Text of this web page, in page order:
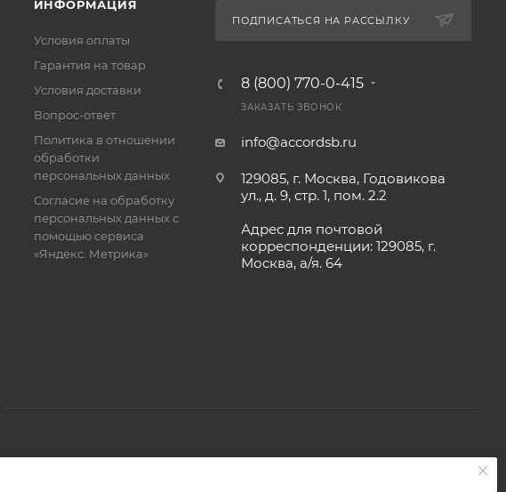
ИНФОРМАЦИЯ
Условия оплаты
Гарантия на товар
Условия доставки
Вопрос-ответ
Политика в отношении
обработки
персональных данных
Согласие на обработку
персональных данных с
помощью сервиса
«Яндекс. Метрика»
ПОДПИСАТЬСЯ НА РАССЫЛКУ
8 (800) 770-0-415
ЗАКАЗАТЬ ЗВОНОК
info@accordsb.ru
129085, г. Москва, Годовикова
ул., д. 9, стр. 1, пом. 2.2
Адрес для почтовой
корреспонденции: 129085, г.
Москва, а/я. 64
и не является публичной офертой, определяемой положениями